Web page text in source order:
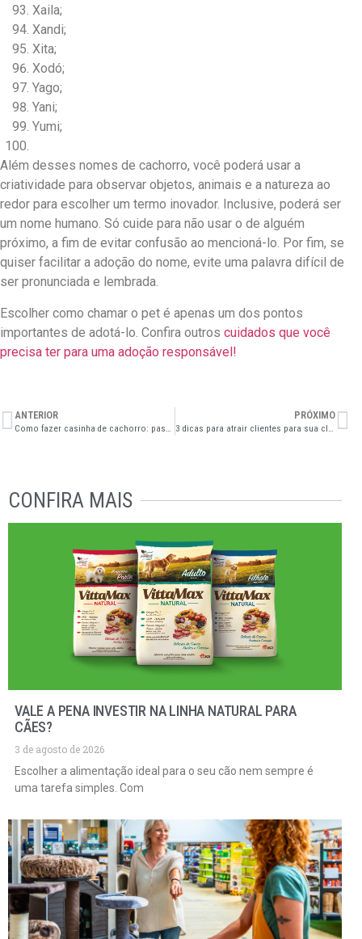
Xaila;
Xandi;
Xita;
Xodó;
Yago;
Yani;
Yumi;
Além desses nomes de cachorro, você poderá usar a
criatividade para observar objetos, animais e a natureza ao
redor para escolher um termo inovador. Inclusive, poderá ser
um nome humano. Só cuide para não usar o de alguém
próximo, a fim de evitar confusão ao mencioná-lo. Por fim, se
quiser facilitar a adoção do nome, evite uma palavra difícil de
ser pronunciada e lembrada.
Escolher como chamar o pet é apenas um dos pontos
importantes de adotá-lo. Confira outros cuidados que você
precisa ter para uma adoção responsável!
ANTERIOR
Como fazer casinha de cachorro: passo a passo
PRÓXIMO
3 dicas para atrair clientes para sua clínica veterinária
CONFIRA MAIS
VALE A PENA INVESTIR NA LINHA NATURAL PARA
CÃES?
3 de agosto de 2026
Escolher a alimentação ideal para o seu cão nem sempre é
uma tarefa simples. Com